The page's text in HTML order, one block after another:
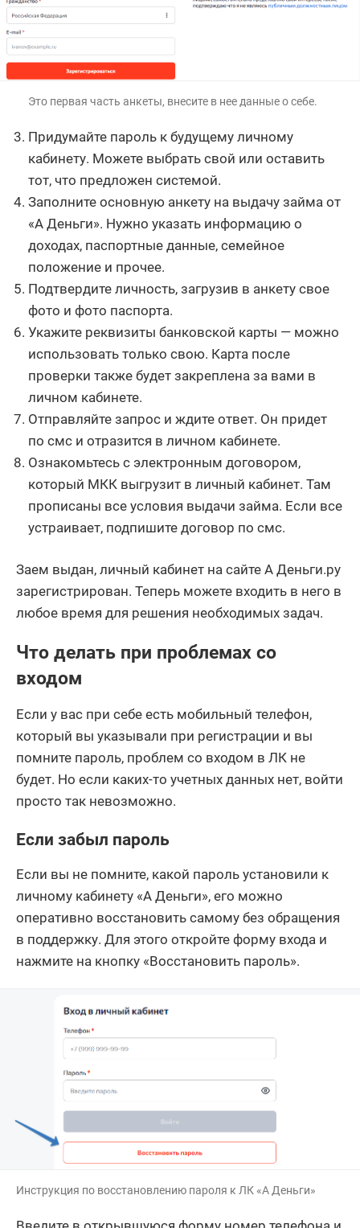
Это первая часть анкеты, внесите в нее данные о себе.
Придумайте пароль к будущему личному
кабинету. Можете выбрать свой или оставить
тот, что предложен системой.
Заполните основную анкету на выдачу займа от
«А Деньги». Нужно указать информацию о
доходах, паспортные данные, семейное
положение и прочее.
Подтвердите личность, загрузив в анкету свое
фото и фото паспорта.
Укажите реквизиты банковской карты — можно
использовать только свою. Карта после
проверки также будет закреплена за вами в
личном кабинете.
Отправляйте запрос и ждите ответ. Он придет
по смс и отразится в личном кабинете.
Ознакомьтесь с электронным договором,
который МКК выгрузит в личный кабинет. Там
прописаны все условия выдачи займа. Если все
устраивает, подпишите договор по смс.
Заем выдан, личный кабинет на сайте А Деньги.ру
зарегистрирован. Теперь можете входить в него в
любое время для решения необходимых задач.
Что делать при проблемах со
входом
Если у вас при себе есть мобильный телефон,
который вы указывали при регистрации и вы
помните пароль, проблем со входом в ЛК не
будет. Но если каких-то учетных данных нет, войти
просто так невозможно.
Если забыл пароль
Если вы не помните, какой пароль установили к
личному кабинету «А Деньги», его можно
оперативно восстановить самому без обращения
в поддержку. Для этого откройте форму входа и
нажмите на кнопку «Восстановить пароль».
Инструкция по восстановлению пароля к ЛК «А Деньги»